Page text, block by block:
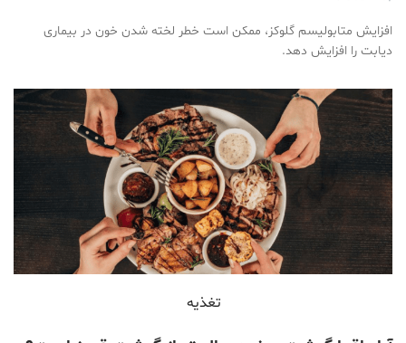
افزایش متابولیسم گلوکز، ممکن است خطر لخته شدن خون در بیماری
دیابت را افزایش دهد.
تغذیه